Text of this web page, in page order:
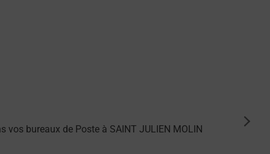
bureaux de Poste à SAINT JULIEN MOLIN